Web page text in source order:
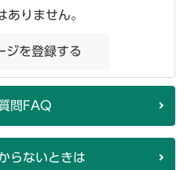
ありません。
ジを登録する
問FAQ
らないときは